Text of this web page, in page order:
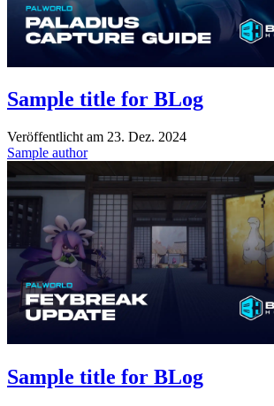
Sample title for BLog
Veröffentlicht am 23. Dez. 2024
Sample author
Sample title for BLog